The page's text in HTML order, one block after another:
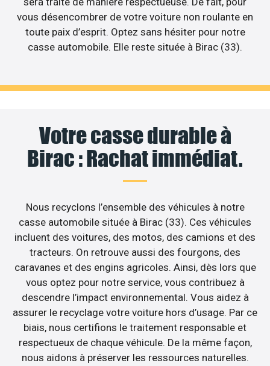
vous désencombrer de votre voiture non roulante en
toute paix d’esprit. Optez sans hésiter pour notre
casse automobile. Elle reste située à Birac (33).
Votre casse durable à
Birac : Rachat immédiat.
Nous recyclons l’ensemble des véhicules à notre
casse automobile située à Birac (33). Ces véhicules
incluent des voitures, des motos, des camions et des
tracteurs. On retrouve aussi des fourgons, des
caravanes et des engins agricoles. Ainsi, dès lors que
vous optez pour notre service, vous contribuez à
descendre l’impact environnemental. Vous aidez à
assurer le recyclage votre voiture hors d’usage. Par ce
biais, nous certifions le traitement responsable et
respectueux de chaque véhicule. De la même façon,
nous aidons à préserver les ressources naturelles.